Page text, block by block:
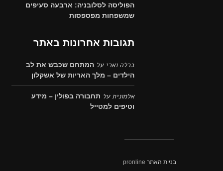
הפוליסה לסלובניה: ארבעה סעיפים
שמשפחות מפספסות
תגובות אחרונות באתר
ברלה וארי על המתחם שכבש את לב
הילדים – מלך האריות של אשקלון
אלמוניתעל תחבורה בפולין – מידע
וטיפים למטייל
בניית האתר pronline